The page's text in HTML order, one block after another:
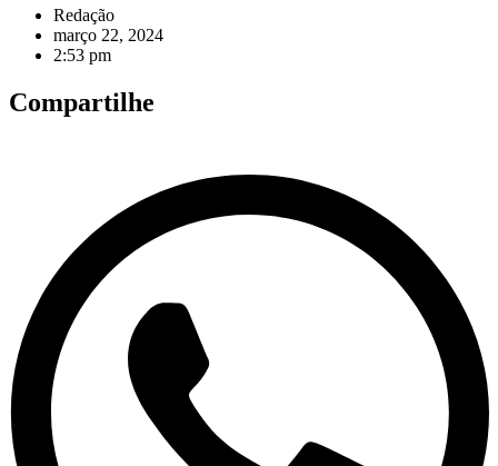
Redação
março 22, 2024
2:53 pm
Compartilhe